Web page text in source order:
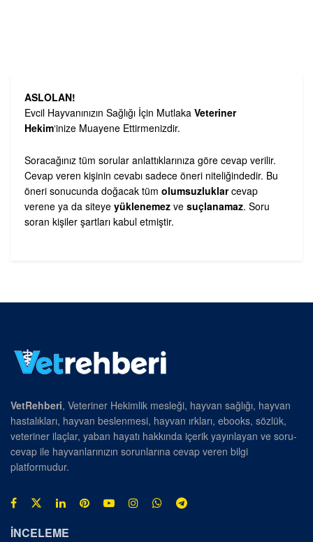
ASLOLAN!
Evcil Hayvanınızın Sağlığı İçin Mutlaka Veteriner
Hekim‘inize Muayene Ettirmenizdir.
Soracağınız tüm sorular anlattıklarınıza göre cevap verilir.
Cevap veren kişinin cevabı sadece öneri niteliğindedir. Bu
öneri sonucunda doğacak tüm olumsuzluklarcevap
verene ya da siteye yüklenemez ve suçlanamaz. Soru
soran kişiler şartları kabul etmiştir.
VetRehberi, Veteriner Hekimlik mesleği, hayvan sağlığı, hayvan
hastalıkları, hayvan beslenmesi, hayvan ırkları, ebooks, sözlük,
veteriner ilaçlar, yaban hayatı hakkında içerik yayınlayan ve soru-
cevap ile hayvanlarınızın sorunlarına cevap veren bilgi
platformudur.
İNCELEME